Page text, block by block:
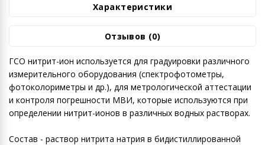
Характеристики
Отзывов (0)
ГСО нитрит-ион используется для градуировки различного
измерительного оборудования (спектрофотометры,
фотоколориметры и др.), для метрологической аттестации
и контроля погрешности МВИ, которые используются при
определении нитрит-ионов в различных водных растворах.
Состав - раствор нитрита натрия в бидистиллированной